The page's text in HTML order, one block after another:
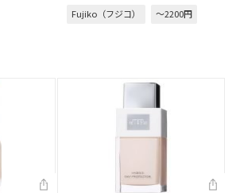
Fujiko（フジコ） ～2200円